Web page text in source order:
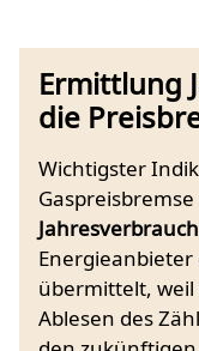
Ermittlung
die
Wichtigster
übermittelt,
Ablesen des